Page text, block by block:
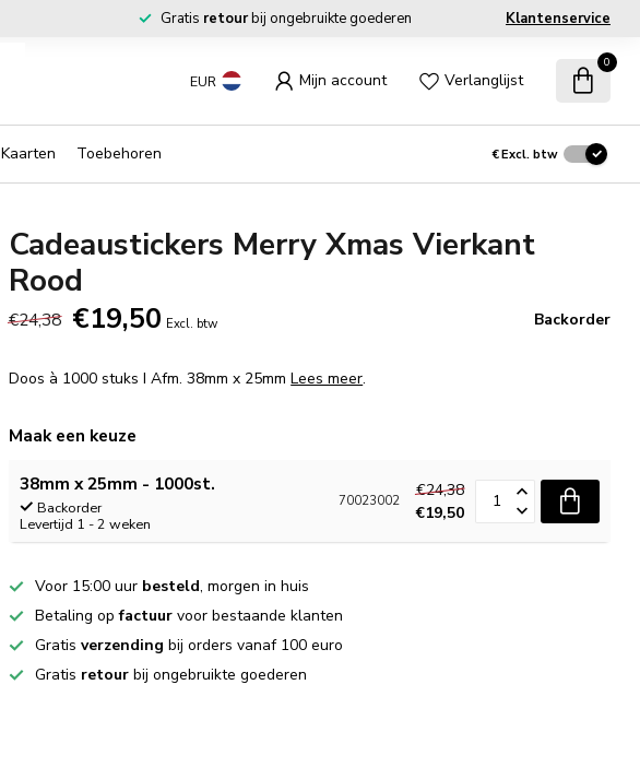
Gratis retourbij ongebruikte goederen Klantenservice
EUR Mijn account Verlanglijst
0
Kaarten Toebehoren €Excl. btw
Cadeaustickers Merry Xmas Vierkant
Rood
€24,38 €19,50 Excl. btw Backorder
Doos à 1000 stuks I Afm. 38mm x 25mmLees meer.
Maak een keuze
38mm x 25mm - 1000st.
Backorder
Levertijd 1 - 2 weken
70023002
€24,38
€19,50
Voor 15:00 uur besteld, morgen in huis
Betaling opfactuur voor bestaande klanten
Gratisverzending bij orders vanaf 100 euro
Gratis retour bij ongebruikte goederen